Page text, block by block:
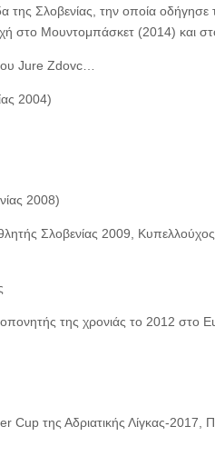
της Σλοβενίας, την οποία
στο Μουντομπάσκετ (2014) και
Jure Zdovc…
2004)
2008)
Σλοβενίας 2009, Κυπελλούχος
της χρονιάς το 2012 στο
Cup της Αδριατικής Λίγκας-2017,